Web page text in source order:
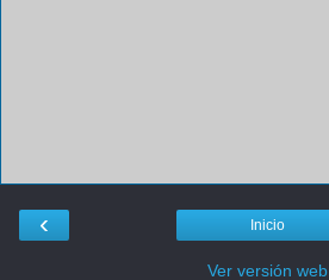
‹ Inicio
Ver versión web